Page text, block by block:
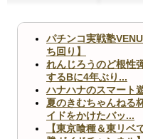
パチンコ実戦塾
ち回り】
れんじろうのど根性
するBに4年ぶり...
ハナハナのスマート
夏のきむちゃんねる
イドをかけたバッ...
【東京喰種＆東リ